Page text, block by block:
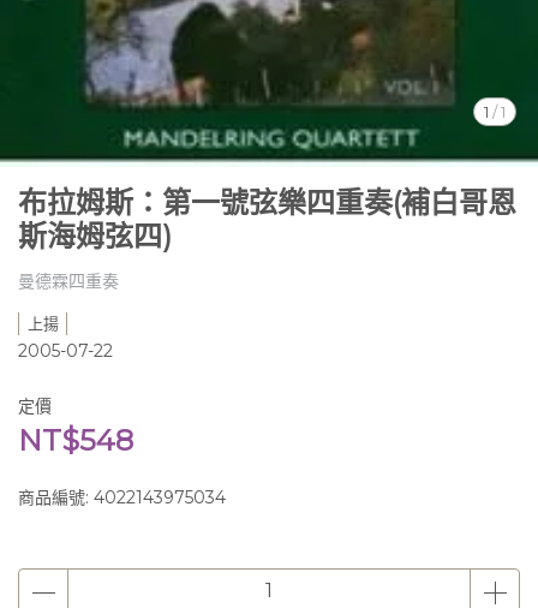
1 /1
布拉姆斯：第一號弦樂四重奏(補白哥恩
斯海姆弦四)
曼德霖四重奏
上揚
2005-07-22
定價
NT$548
商品編號: 4022143975034